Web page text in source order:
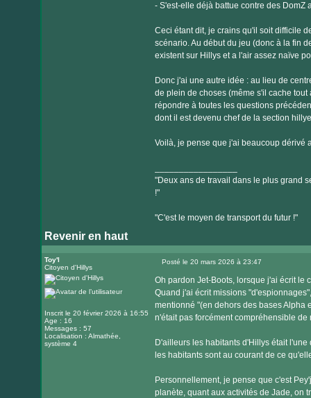
- S'est-elle déjà battue contre des DomZ
Ceci étant dit, je crains qu'il soit difficile
scénario. Au début du jeu (donc à la fin
existent sur Hillys et a l'air assez naïve
Donc j'ai une autre idée : au lieu de
de plein de choses (même s'il cache
répondre à toutes les questions
dont il est devenu chef de la section
Voilà, je pense que j'ai beaucoup dérivé
"Deux ans de travail dans le plus grand
!"
"C'est le moyen de transport du futur !"
Revenir en haut
Toy'l
Citoyen d'Hillys
Inscrit le 20 février 2026 à 16:55
Age : 16
Messages : 57
Localisation : Almathée,
système 4
Posté le 20 mars 2026 à 23:47
Oh pardon Jet-Boots, lorsque j'ai écrit le
Quand j'ai écrit missions
mentionné "(en dehors des bases Alpha
n'était pas forcément compréhensible de
D'ailleurs les habitants d'Hillys était
les habitants sont au courant de ce
Personnellement, je pense que c'est
planète, quant aux activités de Jade, on